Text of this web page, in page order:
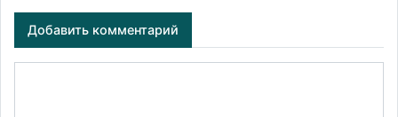
Добавить комментарий